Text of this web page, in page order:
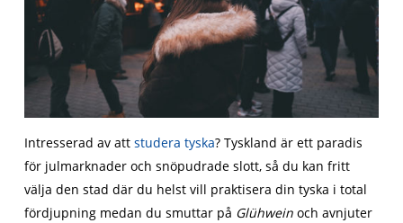
Intresserad av att studera tyska? Tyskland är ett paradis
för julmarknader och snöpudrade slott, så du kan fritt
välja den stad där du helst vill praktisera din tyska i total
fördjupning medan du smuttar på Glühweinoch avnjuter